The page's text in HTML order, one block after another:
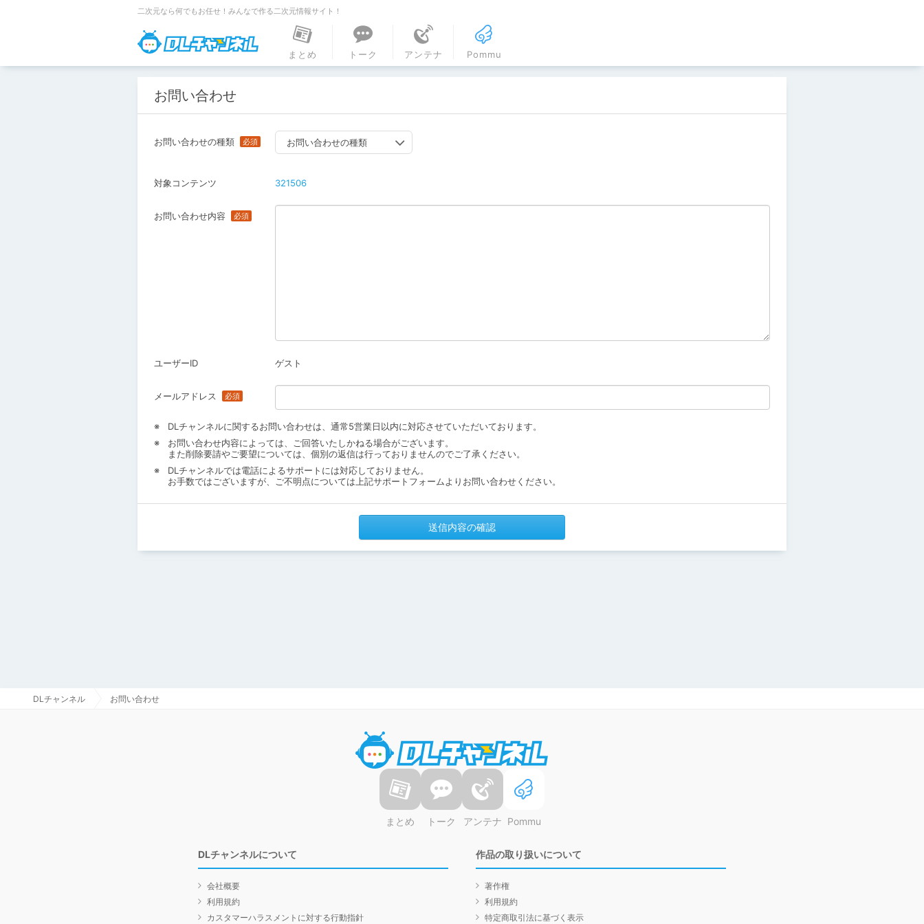
二次元なら何でもお任せ！みんなで作る二次元情報サイト！
DLチャンネル
まとめ
トーク アンテナ Pommu
お問い合わせ
お問い合わせの種類 お問い合わせの種類
対象コンテンツ 321506
お問い合わせ内容
ユーザーID ゲスト
メールアドレス
DLチャンネルに関するお問い合わせは、通常5営業日以内に対応させていただいております。
お問い合わせ内容によっては、ご回答いたしかねる場合がございます。
また削除要請やご要望については、個別の返信は行っておりませんのでご了承ください。
DLチャンネルでは電話によるサポートには対応しておりません。
お手数ではございますが、ご不明点については上記サポートフォームよりお問い合わせください。
送信内容の確認
DLチャンネル お問い合わせ
まとめ トーク アンテナ Pommu
DLチャンネルについて
会社概要
利用規約
カスタマーハラスメントに対する行動指針
作品の取り扱いについて
著作権
利用規約
特定商取引法に基づく表示